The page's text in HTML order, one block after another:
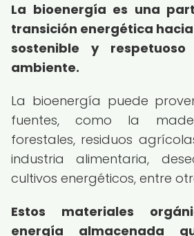
La bioenergía es una
transición energética
sostenible y
ambiente.
La bioenergía puede
fuentes, como la
forestales, residuos
industria alimentaria,
cultivos energéticos, entre
Estos materiales
energía almacenada